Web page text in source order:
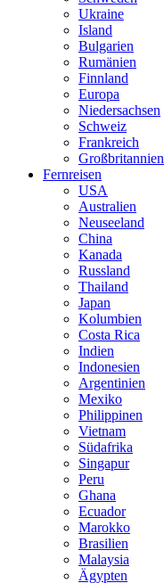
Ukraine
Island
Bulgarien
Rumänien
Finnland
Europa
Niedersachsen
Schweiz
Frankreich
Großbritannien
Fernreisen
USA
Australien
Neuseeland
China
Kanada
Russland
Thailand
Japan
Kolumbien
Costa Rica
Indien
Indonesien
Argentinien
Mexiko
Philippinen
Vietnam
Südafrika
Singapur
Peru
Ghana
Ecuador
Marokko
Brasilien
Malaysia
Ägypten